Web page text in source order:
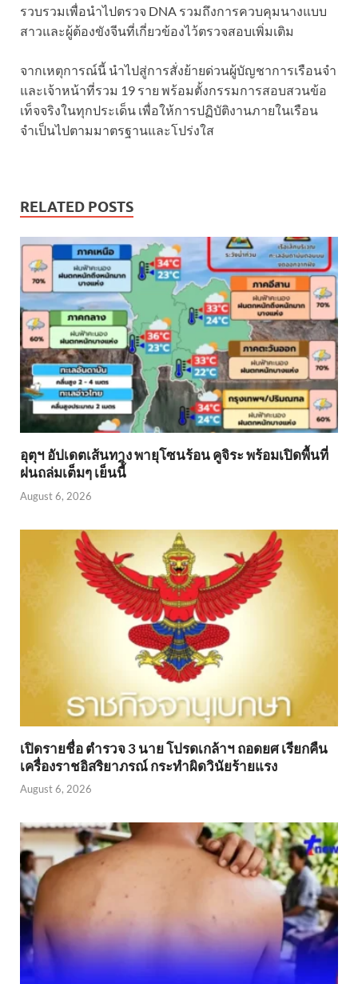
รวบรวมเพื่อนำไปตรวจ DNA รวมถึงการควบคุมนางแบบ
สาวและผู้ต้องขังจีนที่เกี่ยวข้องไว้ตรวจสอบเพิ่มเติม
จากเหตุการณ์นี้ นำไปสู่การสั่งย้ายด่วนผู้บัญชาการเรือนจำ
และเจ้าหน้าที่รวม 19 ราย พร้อมตั้งกรรมการสอบสวนข้อ
เท็จจริงในทุกประเด็น เพื่อให้การปฏิบัติงานภายในเรือน
จำเป็นไปตามมาตรฐานและโปร่งใส
RELATED POSTS
อุตุฯ อัปเดตเส้นทาง พายุโซนร้อน คูจิระ พร้อมเปิดพื้นที่
ฝนถล่มเต็มๆ เย็นนี้ิ
August 6, 2026
เปิดรายชื่อ ตำรวจ 3 นาย โปรดเกล้าฯ ถอดยศ เรียกคืน
เครื่องราชอิสริยาภรณ์ กระทำผิดวินัยร้ายแรง
August 6, 2026